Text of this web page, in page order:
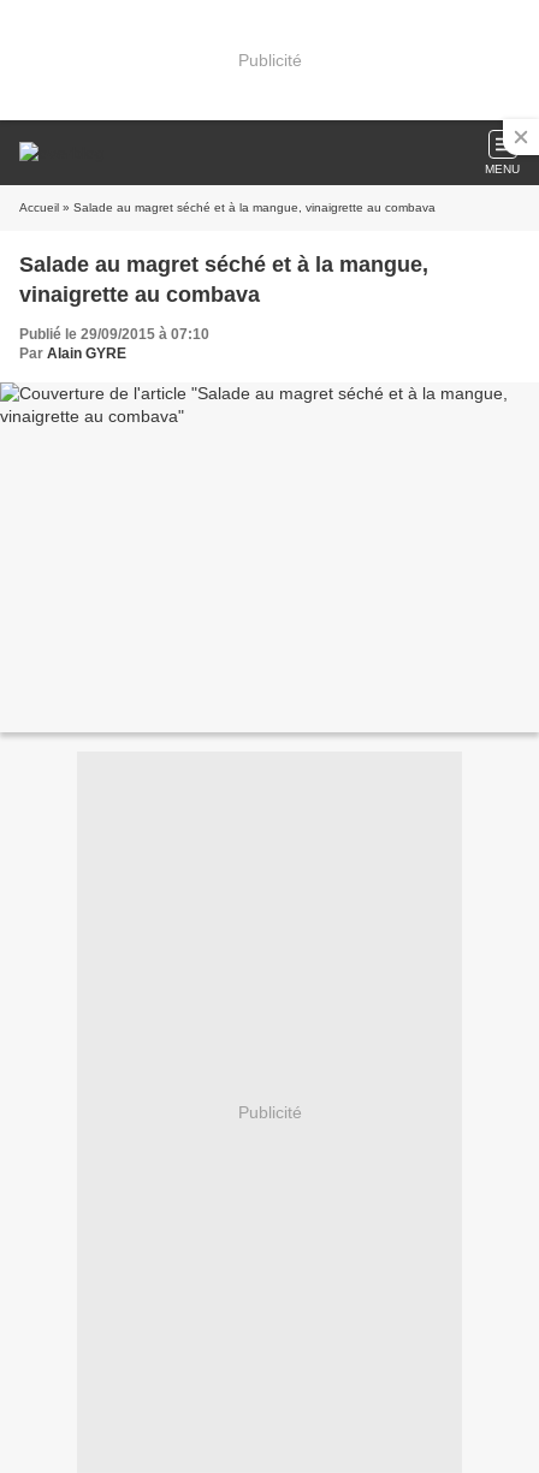
Publicité
MENU
Accueil » Salade au magret séché et à la mangue, vinaigrette au combava
Salade au magret séché et à la mangue,
vinaigrette au combava
Publié le 29/09/2015 à 07:10
Par Alain GYRE
Publicité